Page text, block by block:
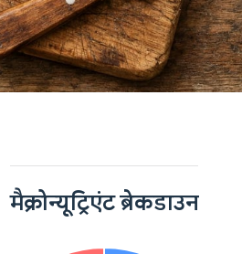
मैक्रोन्यूट्रिएंट ब्रेकडाउन